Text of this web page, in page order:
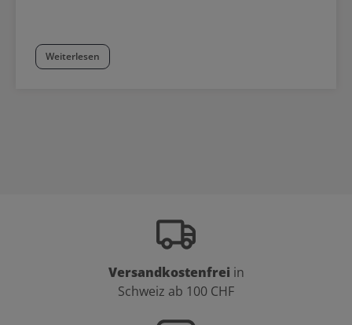
Weiterlesen
Versandkostenfrei in
Schweiz ab 100 CHF